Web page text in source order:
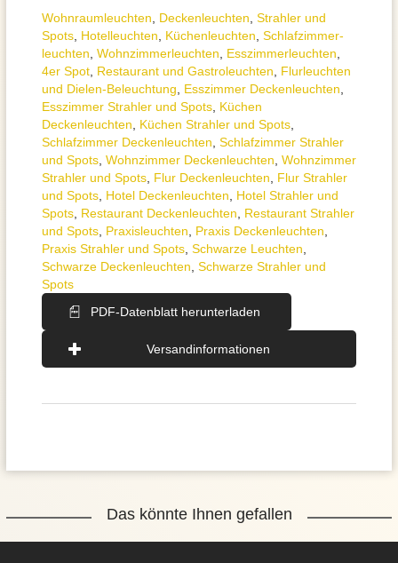
Wohnraum­leuchten Decken­leuchten Strahler und
Spots Hotelleuchten Küchenleuchten Schlafzimmer­
leuchten Wohnzimmer­leuchten Esszimmer­­leuchten
4er Spot Restaurant und Gastroleuchten
Flurleuchten
und Dielen-Beleuchtung
Esszimmer Deckenleuchten
Esszimmer Strahler und Spots Küchen
Deckenleuchten
Küchen Strahler und Spots
Schlafzimmer Deckenleuchten Schlafzimmer Strahler
und Spots Wohnzimmer Deckenleuchten Wohnzimmer
Strahler und Spots Flur Deckenleuchten
Flur Strahler
und Spots Hotel Deckenleuchten
Hotel Strahler und
Spots Restaurant Deckenleuchten
Restaurant Strahler
und Spots Praxisleuchten Praxis Deckenleuchten
Praxis Strahler und Spots Schwarze Leuchten
Schwarze Deckenleuchten Schwarze Strahler und
Spots
PDF-Datenblatt herunterladen
Versandinformationen
Das könnte Ihnen gefallen